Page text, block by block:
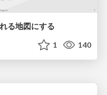
る地図にする
1 140